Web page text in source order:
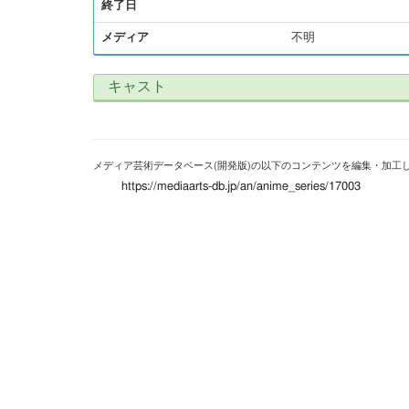
終了日
メディア 不明
キャスト
メディア芸術データベース(開発版)の以下のコンテンツを編集・加工
https://mediaarts-db.jp/an/anime_series/17003